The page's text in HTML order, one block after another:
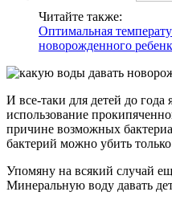
Читайте также:
Оптимальная
новорожденного
И все-таки для детей до года
использование
причине возможных
бактерий можно убить
Упомяну на всякий случай
Минеральную воду давать